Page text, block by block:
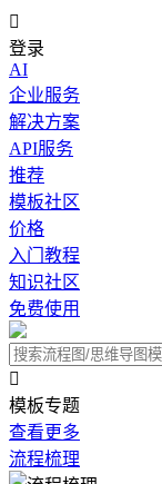

登录
AI
企业服务
解决方案
API服务
推荐
模板社区
价格
入门教程
知识社区
免费使用

模板专题
查看更多
流程梳理